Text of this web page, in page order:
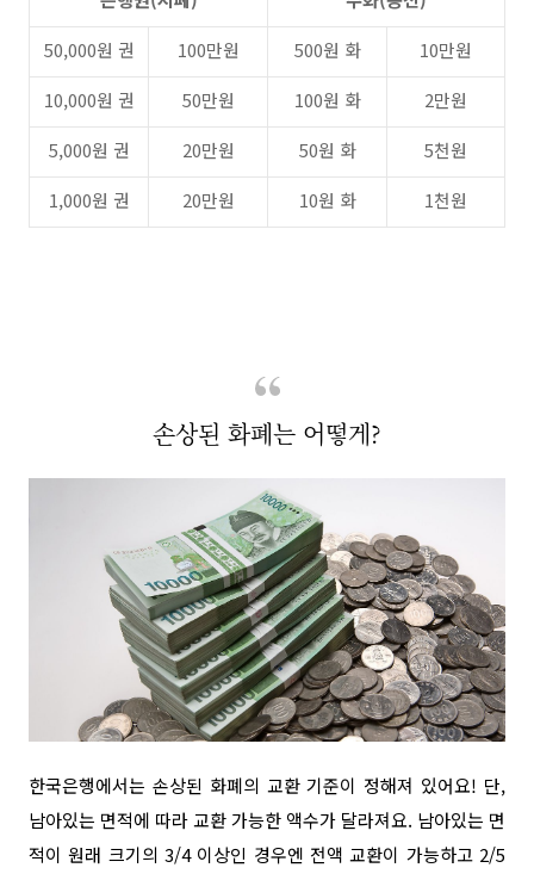
50,000원 권
100만원 500원 화
10만원
10,000원 권
50만원 100원 화
2만원
5,000원 권
20만원 50원 화
5천원
1,000원 권
20만원 10원 화 1천원
손상된 화폐는 어떻게?
한국은행에서는 손상된 화폐의 교환 기준이 정해져 있어요! 단,
남아있는 면적에 따라 교환 가능한 액수가 달라져요. 남아있는 면
적이 원래 크기의 3/4 이상인 경우엔 전액 교환이 가능하고 2/5